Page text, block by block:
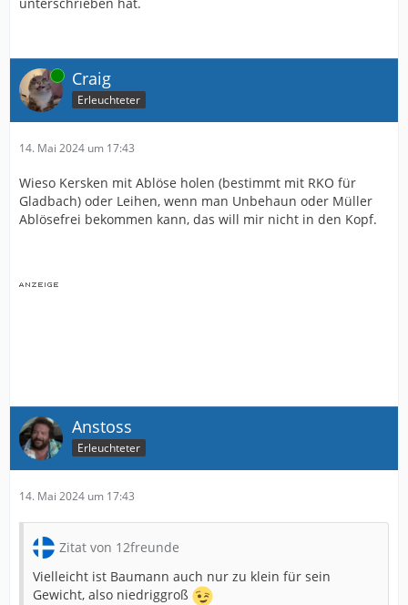
Online Craig
Erleuchteter
14. Mai 2024 um 17:43
Wieso Kersken mit Ablöse holen (bestimmt mit RKO für
Gladbach) oder Leihen, wenn man Unbehaun oder Müller
Ablösefrei bekommen kann, das will mir nicht in den Kopf.
Anstoss
Erleuchteter
14. Mai 2024 um 17:43
Zitat von 12freunde
Vielleicht ist Baumann auch nur zu klein für sein
Gewicht, also niedriggroß